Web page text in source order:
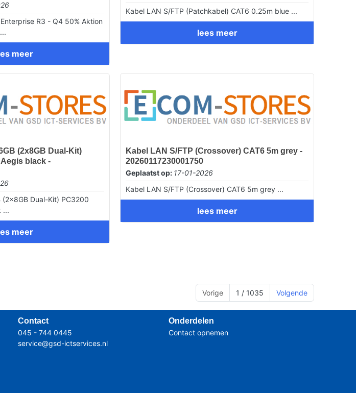
R3 - Q4 50% Aktion
meer
Kabel LAN S/FTP (Patchkabel) CAT6 0.25m blue ...
lees meer
(2x8GB Dual-Kit)
Aegis black -
(2x8GB Dual-Kit) PC3200
...
meer
Kabel LAN S/FTP (Crossover) CAT6 5m grey -
20260117230001750
Geplaatst op: 17-01-2026
Kabel LAN S/FTP (Crossover) CAT6 5m grey ...
lees meer
Vorige 1 / 1035 Volgende
Contact
045 - 744 0445
service@gsd-ictservices.nl
Onderdelen
Contact opnemen